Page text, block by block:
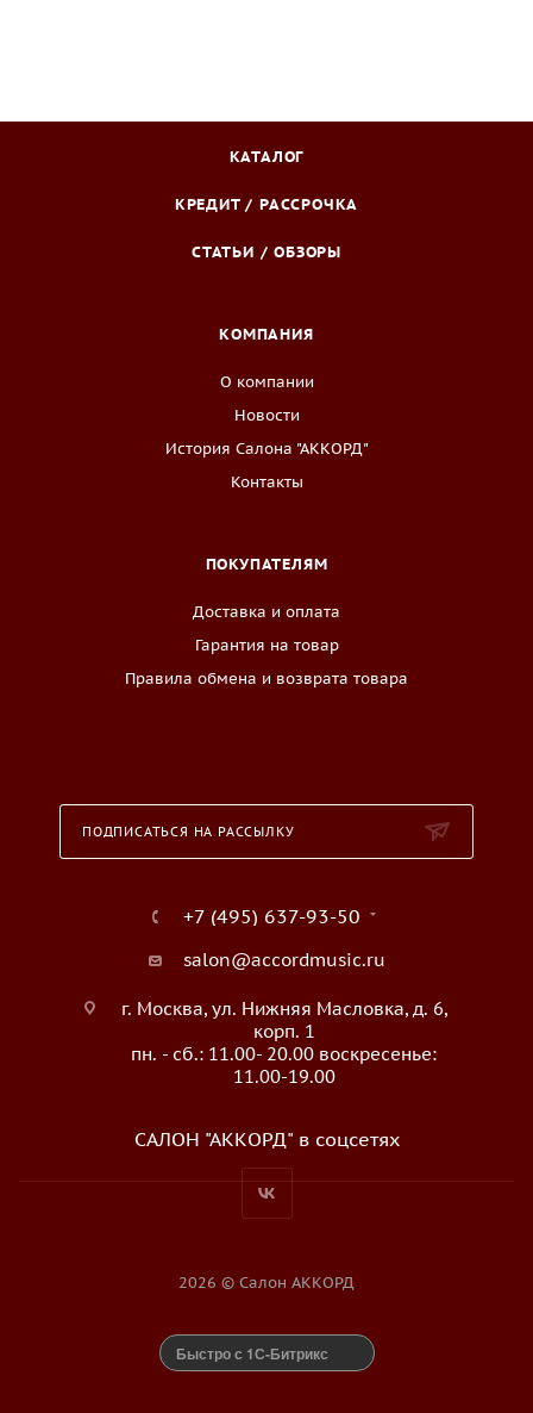
КАТАЛОГ
КРЕДИТ / РАССРОЧКА
СТАТЬИ / ОБЗОРЫ
КОМПАНИЯ
О компании
Новости
История Салона "АККОРД"
Контакты
ПОКУПАТЕЛЯМ
Доставка и оплата
Гарантия на товар
Правила обмена и возврата товара
ПОДПИСАТЬСЯ НА РАССЫЛКУ
+7 (495) 637-93-50
salon@accordmusic.ru
г. Москва, ул. Нижняя Масловка, д. 6,
корп. 1
пн. - сб.: 11.00- 20.00 воскресенье:
11.00-19.00
САЛОН "АККОРД" в соцсетях
2026 © Салон АККОРД
Быстро с 1С-Битрикс